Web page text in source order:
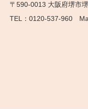
〒590-0013 大阪府堺市
0120-537-960